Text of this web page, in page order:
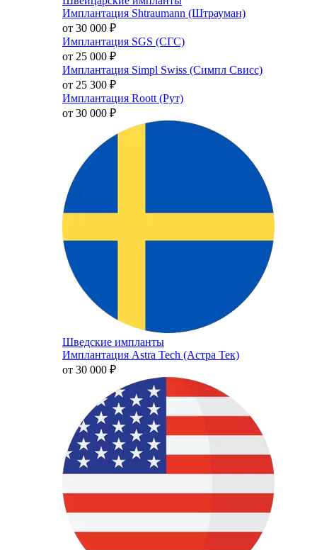
Имплантация Shtraumann (Штрауман)
от 30 000 ₽
Имплантация SGS (СГС)
от 25 000 ₽
Имплантация Simpl Swiss (Симпл Свисс)
от 25 300 ₽
Имплантация Roott (Рут)
от 30 000 ₽
Шведские импланты
Имплантация Astra Tech (Астра Тек)
от 30 000 ₽